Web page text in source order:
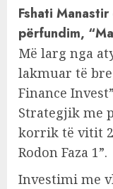
Fshati
përfundim,
Më larg nga
lakmuar të
Finance
Strategjik me
korrik të vitit
Rodon Faza 1”.
Investimi me